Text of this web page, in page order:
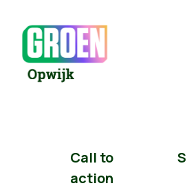
Call to
action